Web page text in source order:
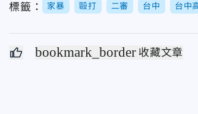
標籤： 家暴 毆打 二審 台中 台中
bookmark_border 收藏文章